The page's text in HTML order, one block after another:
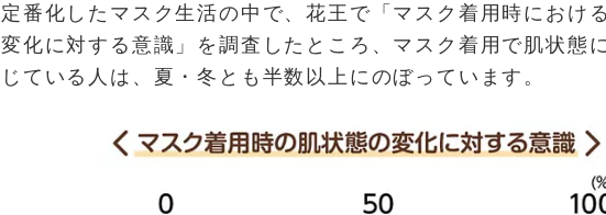
定番化したマスク生活の中で、花王で「マスク着用時におけ
変化に対する意識」を調査したところ、マスク着用で肌状態
じている人は、夏・冬とも半数以上にのぼっています。